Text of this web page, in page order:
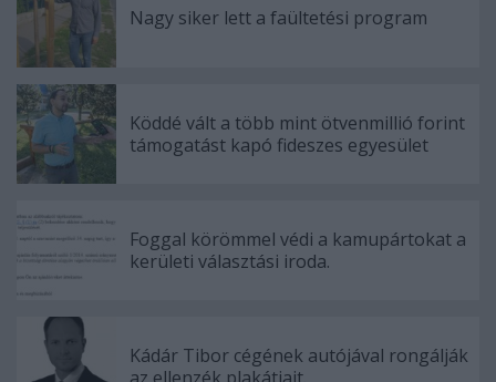
Nagy siker lett a faültetési program
Köddé vált a több mint ötvenmillió forint
támogatást kapó fideszes egyesület
Foggal körömmel védi a kamupártokat a
kerületi választási iroda.
Kádár Tibor cégének autójával rongálják